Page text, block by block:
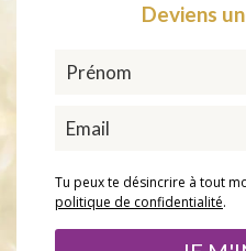
Deviens
Tu peux te désincrire à tout
politique de confidentialité.